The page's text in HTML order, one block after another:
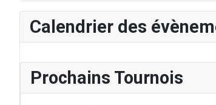
Calendrier des
Prochains Tournois